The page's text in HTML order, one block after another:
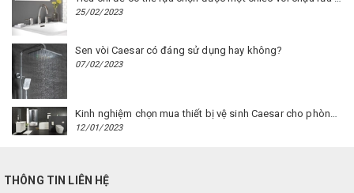
25/02/2023
Sen vòi Caesar có đáng sử dụng hay không?
07/02/2023
12/01/2023
THÔNG TIN LIÊN HỆ